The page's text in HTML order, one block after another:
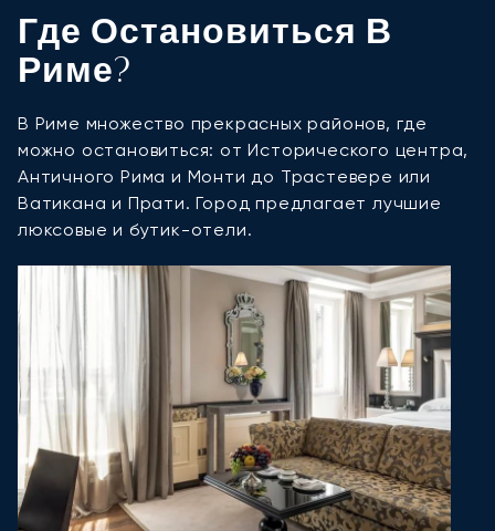
Где Остановиться В
Риме?
В Риме множество прекрасных районов, где
можно остановиться: от Исторического центра,
Античного Рима и Монти до Трастевере или
Ватикана и Прати. Город предлагает лучшие
люксовые и бутик-отели.